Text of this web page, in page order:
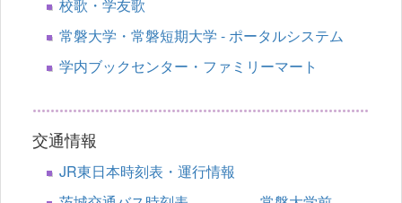
校歌・学友歌
常磐大学・常磐短期大学 - ポータルシステム
学内ブックセンター・ファミリーマート
交通情報
JR東日本時刻表・運行情報